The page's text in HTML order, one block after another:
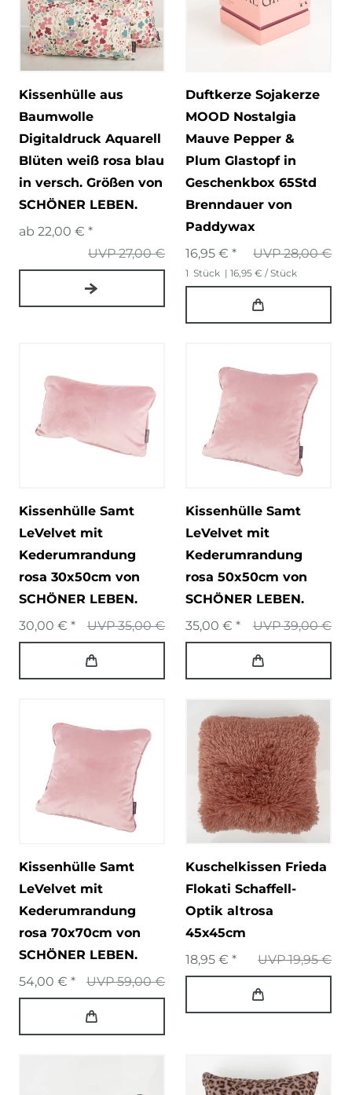
Kissenhülle aus
Baumwolle
Digitaldruck Aquarell
Blüten weiß rosa blau
in versch. Größen von
SCHÖNER LEBEN.
UVP 27,00 €
ab 22,00 € *
Duftkerze Sojakerze
MOOD Nostalgia
Mauve Pepper &
Plum Glastopf in
Geschenkbox 65Std
Brenndauer von
Paddywax
UVP 28,00 €
16,95 € *
1 Stück | 16,95 € / Stück
Kissenhülle Samt
LeVelvet mit
Kederumrandung
rosa 30x50cm von
SCHÖNER LEBEN.
UVP 35,00 €
30,00 € *
Kissenhülle Samt
LeVelvet mit
Kederumrandung
rosa 50x50cm von
SCHÖNER LEBEN.
UVP 39,00 €
35,00 € *
Kissenhülle Samt
LeVelvet mit
Kederumrandung
rosa 70x70cm von
SCHÖNER LEBEN.
UVP 59,00 €
54,00 € *
Kuschelkissen Frieda
Flokati Schaffell-
Optik altrosa
45x45cm
UVP 19,95 €
18,95 € *